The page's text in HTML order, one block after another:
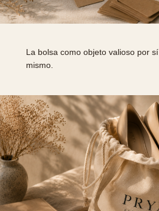
La bolsa como objeto valioso por sí
mismo.